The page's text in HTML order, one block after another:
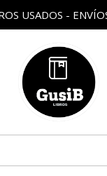
USADOS -